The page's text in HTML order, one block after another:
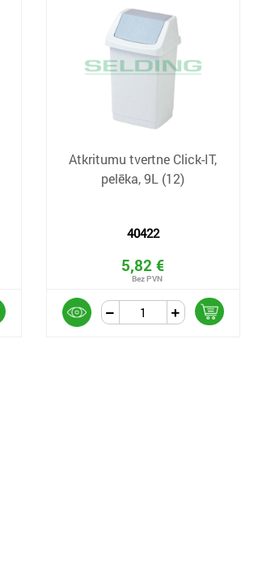
Atkritumu tvertne Click-IT,
pelēka, 9L (12)
40422
5,82 €